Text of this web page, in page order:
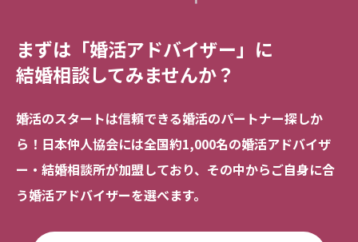
まずは「婚活アドバイザー」に
結婚相談してみませんか？
婚活のスタートは信頼できる婚活のパートナー探しか
ら！ 日本仲人協会には全国約1,000名の婚活アドバイザ
ー・結婚相談所が加盟しており、 その中からご自身に合
う婚活アドバイザーを選べます。